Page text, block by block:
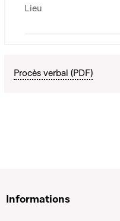
Lieu
Procès verbal (PDF)
Informations